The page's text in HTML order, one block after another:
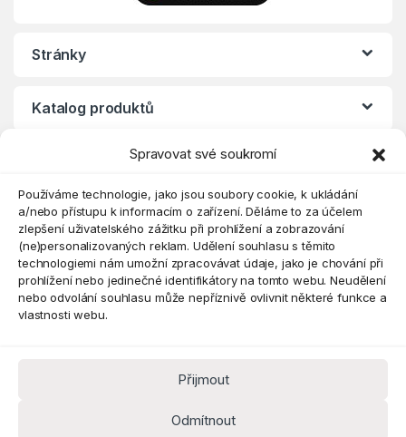
Spravovat své soukromí
Používáme technologie, jako jsou soubory cookie, k ukládání
a/nebo přístupu k informacím o zařízení. Děláme to za účelem
zlepšení uživatelského zážitku při prohlížení a zobrazování
(ne)personalizovaných reklam. Udělení souhlasu s těmito
technologiemi nám umožní zpracovávat údaje, jako je chování při
prohlížení nebo jedinečné identifikátory na tomto webu. Neudělení
nebo odvolání souhlasu může nepříznivě ovlivnit některé funkce a
vlastnosti webu.
Přijmout
Odmítnout
Stránky
Katalog produktů
Máte dotaz? Kontaktujte nás
k.cz